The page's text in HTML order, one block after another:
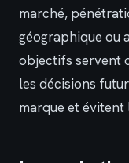
marché,
géographique ou
objectifs servent
les décisions
marque et